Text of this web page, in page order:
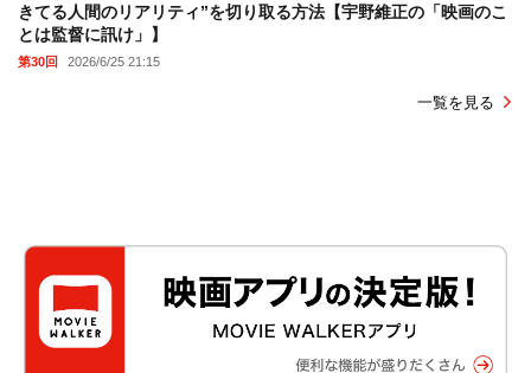
きてる人間のリアリティ”を切り取る方法【宇野維正の「映画のこ
とは監督に訊け」】
第30回 2026/6/25 21:15
一覧を見る